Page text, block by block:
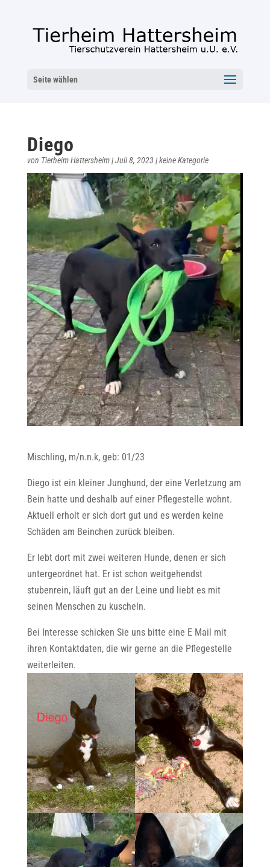
Seite wählen
Diego
von Tierheim Hattersheim|Juli 8, 2023|keine Kategorie
Mischling, m/n.n.k, geb: 01/23
Diego ist ein kleiner Junghund, der eine Verletzung am
Bein hatte und deshalb auf einer Pflegestelle wohnt.
Aktuell erholt er sich dort gut und es werden keine
Schäden am Beinchen zurück bleiben.
Er lebt dort mit zwei weiteren Hunde, denen er sich
untergeordnet hat. Er ist schon weitgehendst
stubenrein, läuft gut an der Leine und liebt es mit
seinen Menschen zu kuscheln.
Bei Interesse schicken Sie uns bitte eine E Mail mit
ihren Kontaktdaten, die wir gerne an die Pflegestelle
weiterleiten.